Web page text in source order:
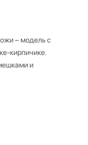
– модель с
кирпичике.
и